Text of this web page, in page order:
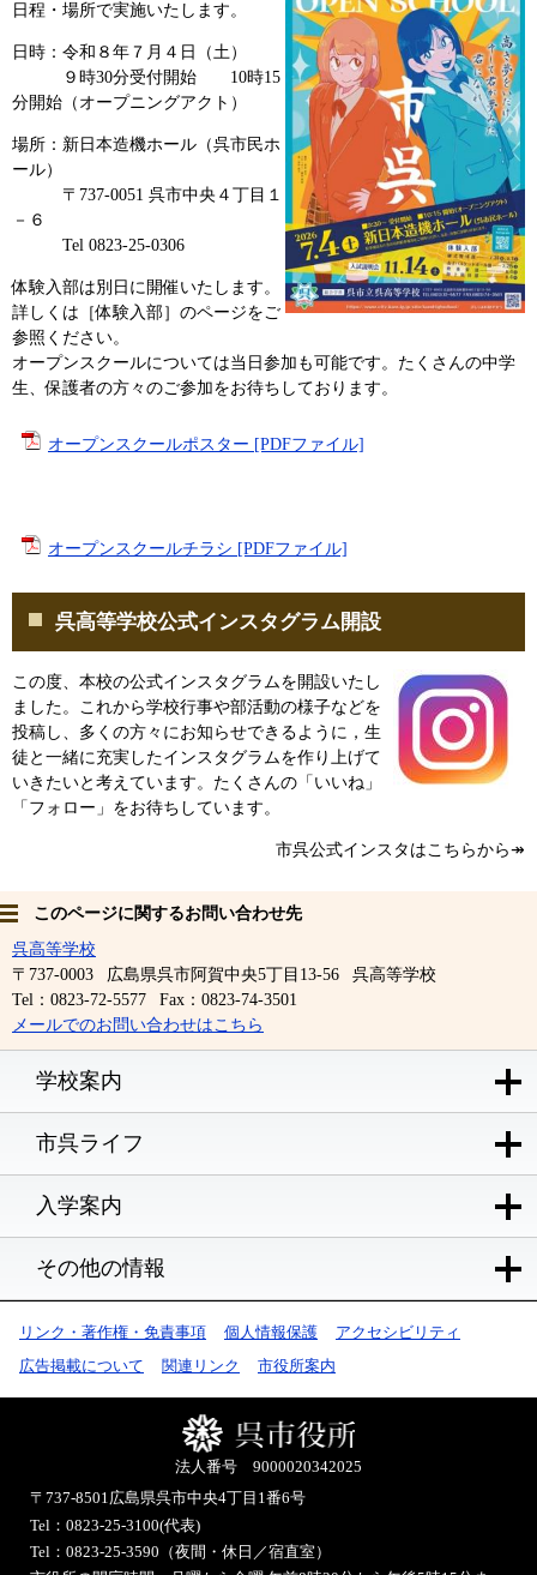
日程・場所で実施いたします。
日時：令和８年７月４日（土）
９時30分受付開始 10時15
分開始（オープニングアクト）
場所：新日本造機ホール（呉市民ホ
ール）
〒737-0051 呉市中央４丁目１
－６
Tel 0823-25-0306
体験入部は別日に開催いたします。
詳しくは［体験入部］のページをご
参照ください。
オープンスクールについては当日参加も可能です。たくさんの中学
生、保護者の方々のご参加をお待ちしております。
オープンスクールポスター [PDFファイル]
オープンスクールチラシ [PDFファイル]
呉高等学校公式インスタグラム開設
この度、本校の公式インスタグラムを開設いたし
ました。これから学校行事や部活動の様子などを
投稿し、多くの方々にお知らせできるように，生
徒と一緒に充実したインスタグラムを作り上げて
いきたいと考えています。たくさんの「いいね」
「フォロー」をお待ちしています。
市呉公式インスタはこちらから↠
このページに関するお問い合わせ先
呉高等学校
〒737-0003
広島県呉市阿賀中央5丁目13-56
呉高等学校
Tel：0823-72-5577
Fax：0823-74-3501
メールでのお問い合わせはこちら
学校案内
市呉ライフ
入学案内
その他の情報
リンク・著作権・免責事項 個人情報保護
アクセシビリティ
広告掲載について
関連リンク 市役所案内
法人番号 9000020342025
〒737-8501広島県呉市中央4丁目1番6号
Tel：0823-25-3100(代表)
Tel：0823-25-3590（夜間・休日／宿直室）